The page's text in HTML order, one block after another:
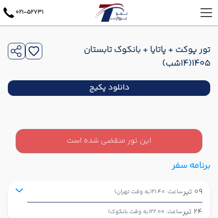
021-52731
تور پوکت + پاتایا + بانکوک تابستان
1405(14شب)
دانلود پکیج
این تور منقضی شده است
برنامه سفر
09 تیر ساعت: 21:40 (به وقت تهران)
24 تیر ساعت: 22:00 (به وقت بانکوک)